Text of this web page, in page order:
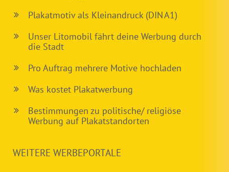
Plakatmotiv als Kleinandruck (DIN A1)
Unser Litomobil fährt deine Werbung durch
die Stadt
Pro Auftrag mehrere Motive hochladen
Was kostet Plakatwerbung
Bestimmungen zu politische/ religiöse
Werbung auf Plakatstandorten
WEITERE WERBEPORTALE